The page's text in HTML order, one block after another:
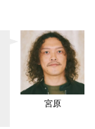
宮原